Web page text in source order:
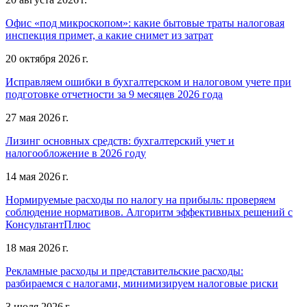
Офис «под микроскопом»: какие бытовые траты налоговая
инспекция примет, а какие снимет из затрат
20 октября 2026 г.
Исправляем ошибки в бухгалтерском и налоговом учете при
подготовке отчетности за 9 месяцев 2026 года
27 мая 2026 г.
Лизинг основных средств: бухгалтерский учет и
налогообложение в 2026 году
14 мая 2026 г.
Нормируемые расходы по налогу на прибыль: проверяем
соблюдение нормативов. Алгоритм эффективных решений с
КонсультантПлюс
18 мая 2026 г.
Рекламные расходы и представительские расходы:
разбираемся с налогами, минимизируем налоговые риски